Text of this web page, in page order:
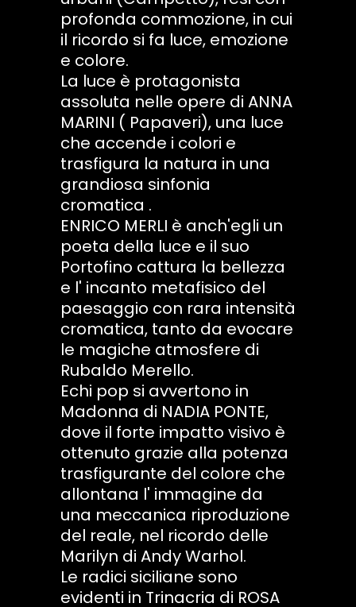
profonda commozione, in cui
il ricordo si fa luce, emozione
e colore.
La luce è protagonista
assoluta nelle opere di ANNA
MARINI ( Papaveri), una luce
che accende i colori e
trasfigura la natura in una
grandiosa sinfonia
cromatica .
ENRICO MERLI è anch'egli un
poeta della luce e il suo
Portofino cattura la bellezza
e l' incanto metafisico del
paesaggio con rara intensità
cromatica, tanto da evocare
le magiche atmosfere di
Rubaldo Merello.
Echi pop si avvertono in
Madonna di NADIA PONTE,
dove il forte impatto visivo è
ottenuto grazie alla potenza
trasfigurante del colore che
allontana l' immagine da
una meccanica riproduzione
del reale, nel ricordo delle
Marilyn di Andy Warhol.
Le radici siciliane sono
evidenti in Trinacria di ROSA